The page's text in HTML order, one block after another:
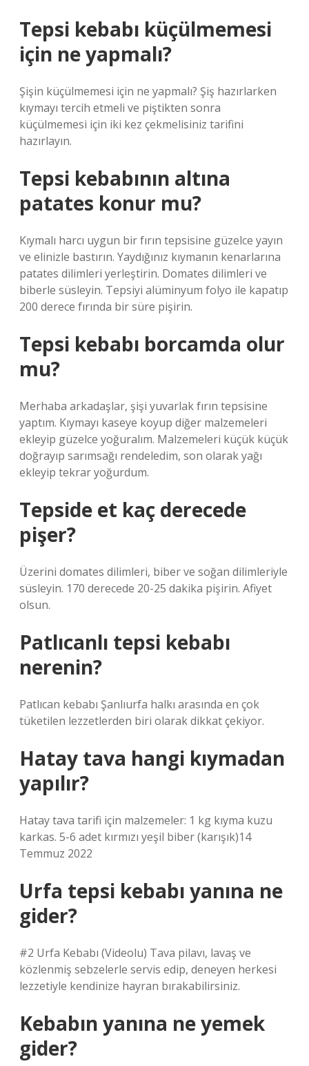
Tepsi kebabı küçülmemesi
için ne yapmalı?
Şişin küçülmemesi için ne yapmalı? Şiş hazırlarken
kıymayı tercih etmeli ve piştikten sonra
küçülmemesi için iki kez çekmelisiniz tarifini
hazırlayın.
Tepsi kebabının altına
patates konur mu?
Kıymalı harcı uygun bir fırın tepsisine güzelce yayın
ve elinizle bastırın. Yaydığınız kıymanın kenarlarına
patates dilimleri yerleştirin. Domates dilimleri ve
biberle süsleyin. Tepsiyi alüminyum folyo ile kapatıp
200 derece fırında bir süre pişirin.
Tepsi kebabı borcamda olur
mu?
Merhaba arkadaşlar, şişi yuvarlak fırın tepsisine
yaptım. Kıymayı kaseye koyup diğer malzemeleri
ekleyip güzelce yoğuralım. Malzemeleri küçük küçük
doğrayıp sarımsağı rendeledim, son olarak yağı
ekleyip tekrar yoğurdum.
Tepside et kaç derecede
pişer?
Üzerini domates dilimleri, biber ve soğan dilimleriyle
süsleyin. 170 derecede 20-25 dakika pişirin. Afiyet
olsun.
Patlıcanlı tepsi kebabı
nerenin?
Patlıcan kebabı Şanlıurfa halkı arasında en çok
tüketilen lezzetlerden biri olarak dikkat çekiyor.
Hatay tava hangi kıymadan
yapılır?
Hatay tava tarifi için malzemeler: 1 kg kıyma kuzu
karkas. 5-6 adet kırmızı yeşil biber (karışık)14
Temmuz 2022
Urfa tepsi kebabı yanına ne
gider?
#2 Urfa Kebabı (Videolu) Tava pilavı, lavaş ve
közlenmiş sebzelerle servis edip, deneyen herkesi
lezzetiyle kendinize hayran bırakabilirsiniz.
Kebabın yanına ne yemek
gider?